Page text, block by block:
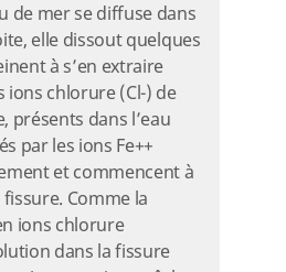
de mer se diffuse dans
elle dissout quelques
à s’en extraire
ions chlorure (Cl-) de
présents dans l’eau
par les ions Fe++
et commencent à
Comme la
ions chlorure
dans la fissure